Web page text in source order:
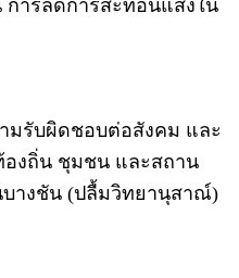
ารลดการสะท้อนแสงใน
มรับผิดชอบต่อสังคม และ
องถิ่น ชุมชน และสถาน
บางชัน (ปลื้มวิทยานุสาณ์)